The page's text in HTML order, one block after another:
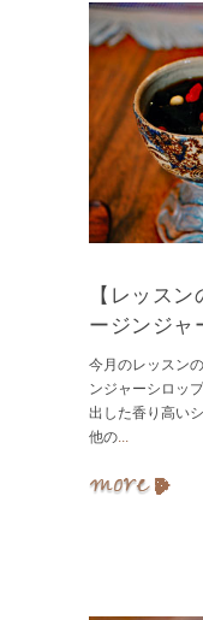
【レッス
ージンジャ
今月のレッスン
ンジャーシロッ
出した香り高い
他の...